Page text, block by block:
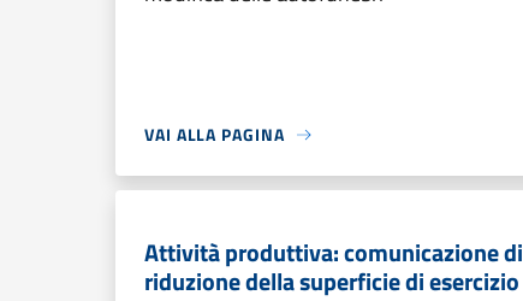
VAI ALLA PAGINA
Attività produttiva: comunicazione di
riduzione della superficie di esercizio